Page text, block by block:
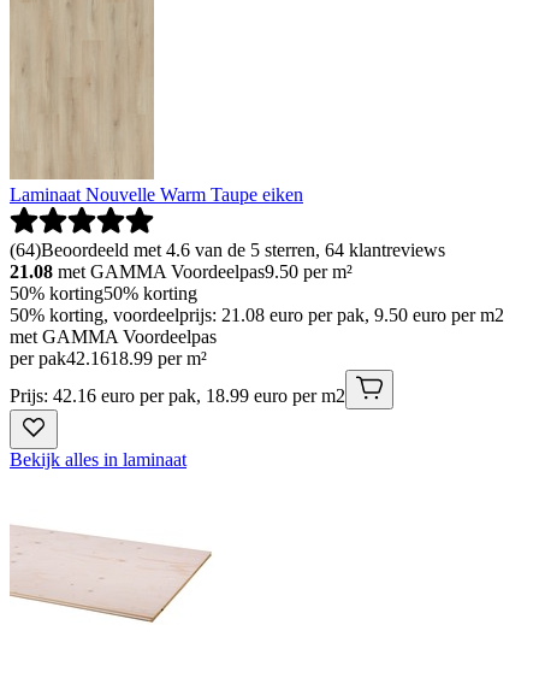
Laminaat Nouvelle Warm Taupe eiken
(64)Beoordeeld met 4.6 van de 5 sterren, 64 klantreviews
21.08 met GAMMA Voordeelpas9.50 per m²
50% korting50% korting
50% korting, voordeelprijs: 21.08 euro per pak, 9.50 euro per m2
met GAMMA Voordeelpas
per pak42.1618.99 per m²
Prijs: 42.16 euro per pak, 18.99 euro per m2
Bekijk alles in laminaat